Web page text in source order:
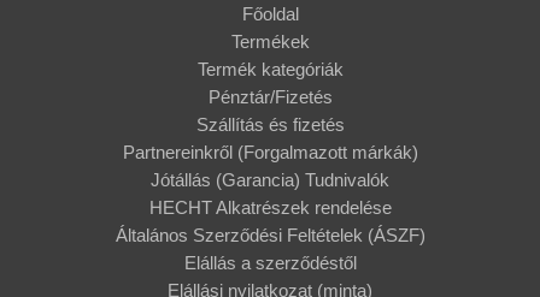
Főoldal
Termékek
Termék kategóriák
Pénztár/Fizetés
Szállítás és fizetés
Partnereinkről (Forgalmazott márkák)
Jótállás (Garancia) Tudnivalók
HECHT Alkatrészek rendelése
Általános Szerződési Feltételek (ÁSZF)
Elállás a szerződéstől
Elállási nyilatkozat (minta)